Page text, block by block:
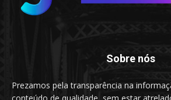
Sobre nós
Prezamos pela transparência na
conteúdo de qualidade, sem estar